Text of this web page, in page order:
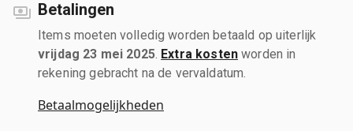
Betalingen
Items moeten volledig worden betaald op uiterlijk
vrijdag 23 mei 2025. Extra kostenworden in
rekening gebracht na de vervaldatum.
Betaalmogelijkheden